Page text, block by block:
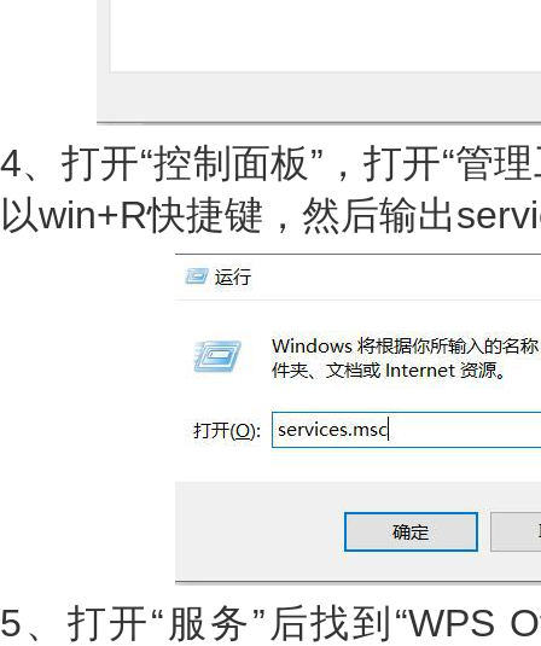
4、打开“控制面板”，打开“管
以win+R快捷键，然后输出
5、打开“服务”后找到“WPS